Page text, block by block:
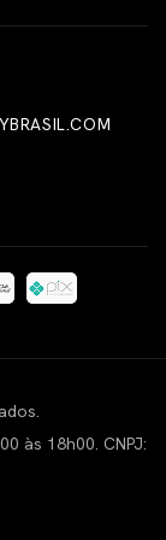
às 18h00. CNPJ: